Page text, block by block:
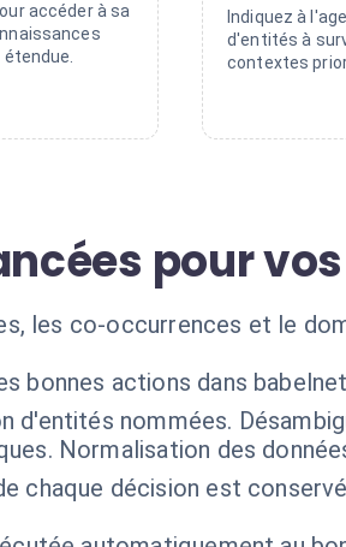
accéder à sa
Indiquez à
d'entités à
contextes
pour
les co-occurrences et le
bonnes actions dans
d'entités nommées.
Normalisation des
chaque décision est